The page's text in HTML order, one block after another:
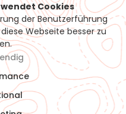
Cookies
der Benutzerführung
Webseite besser zu